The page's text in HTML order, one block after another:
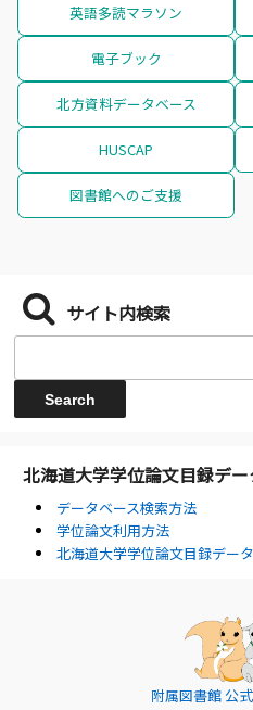
英語多読マラソン
電子ブック
北方資料データベース
HUSCAP
図書館へのご支援
サイト内検索
北海道大学学位論文目録デー
データベース検索方法
学位論文利用方法
北海道大学学位論文目録デー
附属図書館 公